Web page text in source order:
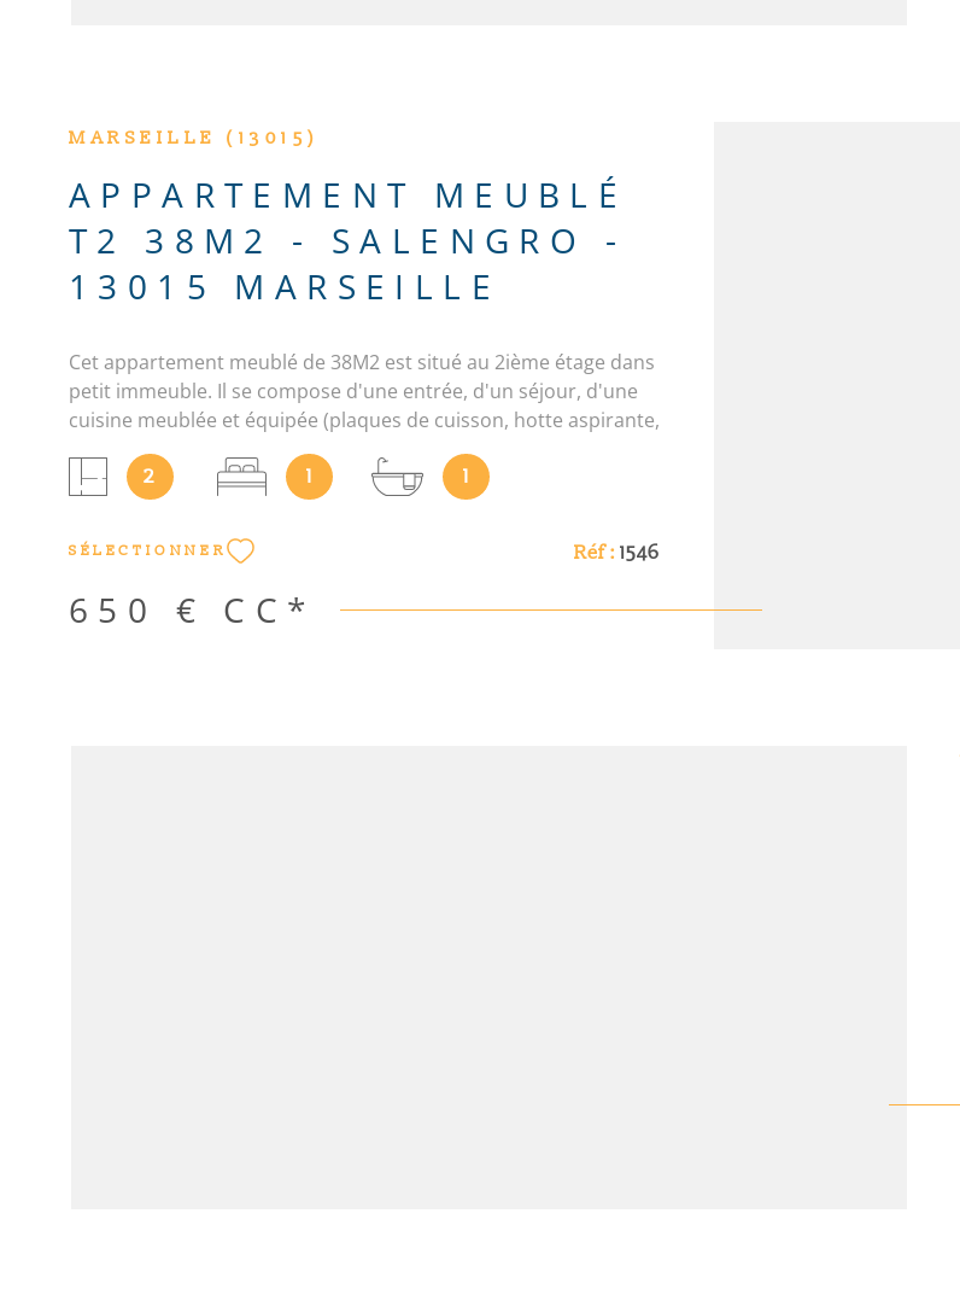
MARSEILLE (13015)
APPARTEMENT MEUBLÉ
T2 38M2 - SALENGRO -
13015 MARSEILLE
Cet appartement meublé de 38M2 est situé au 2ième étage dans
petit immeuble. Il se compose d'une entrée, d'un séjour, d'une
cuisine meublée et équipée (plaques de cuisson, hotte aspirante,
micro-onde, réfrigérateur et congélateur, lave-linge), d'une salle
de bains avec WC, d'une grande chambre avec placard de
rangement. Lumineux. Il est proche de toutes commodités
(tramway au pied de l'immeuble, métro, bus - Bougainville /
National). Une cave en sous-sol complète ce bien. Les
informations sur les risques auxquels ce bien est exposé sont
disponibles sur le site Géorisques : www. georisques. gouv. fr Les
2 1 1
SÉLECTIONNER Réf : 1546
650 € CC*